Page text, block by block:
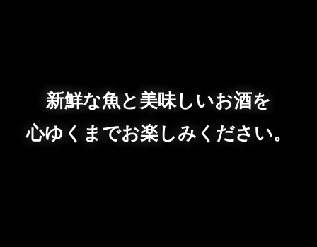
新鮮な魚と美味しいお酒を
心ゆくまでお楽しみください。